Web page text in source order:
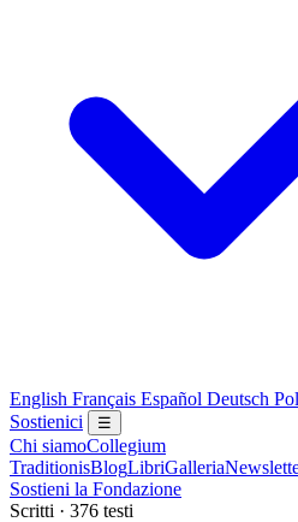
English Français Español Deutsch
Sostienici
☰
Chi siamoCollegium
TraditionisBlogLibriGalleria
Sostieni la Fondazione
Scritti · 376 testi